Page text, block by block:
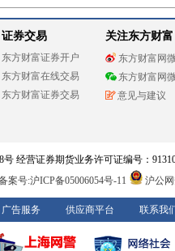
证券交易
东方财富证券开户
东方财富在线交易
东方财富证券交易
关注东方财富
东方财富网
东方财富网
意见与建议
经营证券期货业务许可证编号：
案号:沪ICP备05006054号-11 沪公网
广告服务 供应商平台 联系我